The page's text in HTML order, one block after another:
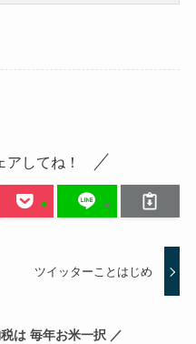
アしてね！
ツイッターことはじめ
は 毎年お米一択 ／